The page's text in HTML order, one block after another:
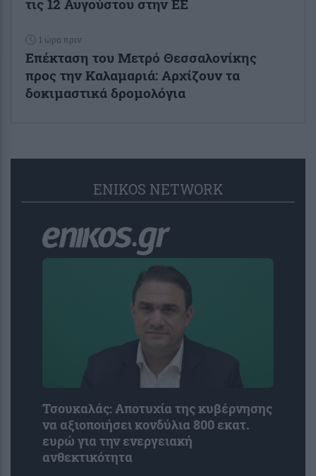
τις 12 Αυγούστου στην ΕΕ
1 ώρα πριν
Επέκταση του Μετρό Θεσσαλονίκης
προς την Καλαμαριά: Αρχίζουν τα
δοκιμαστικά δρομολόγια
ENIKOS NETWORK
Τσουκαλάς: Αποτυχία της κυβέρνησης
να αξιοποιήσει κονδύλια 800 εκατ.
ευρώ για την ενεργειακή
ανθεκτικότητα